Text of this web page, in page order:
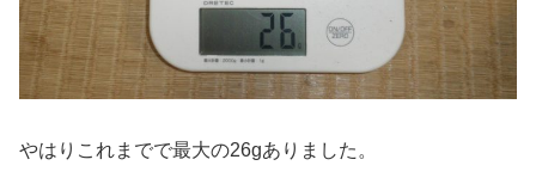
やはりこれまでで最大の26gありました。